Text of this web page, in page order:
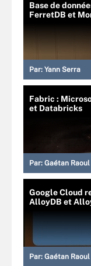
Base de
FerretDB et
Par: Yann Serra
Fabric :
et Databricks
Par: Gaétan Raoul
Google Cloud
AlloyDB et
Par: Gaétan Raoul